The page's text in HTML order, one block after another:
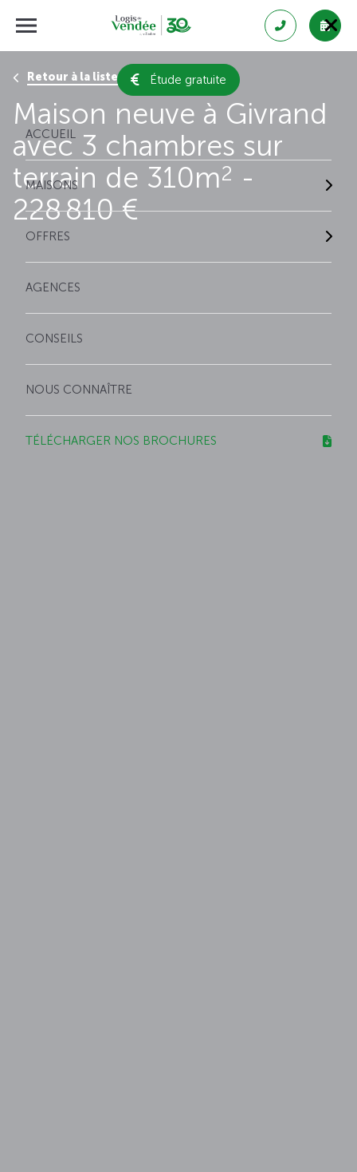
Étude gratuite
ACCUEIL
MAISONS
OFFRES
AGENCES
CONSEILS
NOUS CONNAÎTRE
TÉLÉCHARGER NOS BROCHURES
Retour à la liste des résultats
Maison neuve à Givrand
avec 3 chambres sur
terrain de 310m2 -
228 810 €